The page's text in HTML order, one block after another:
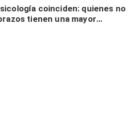
coinciden: quienes no
tienen una mayor
físicos y no es por